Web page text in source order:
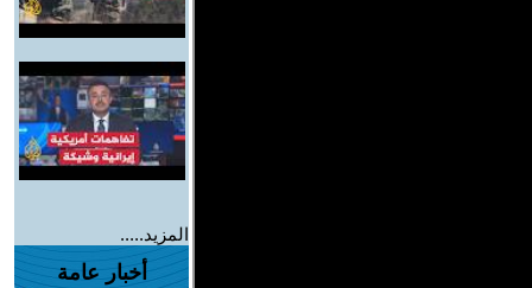
المزيد.....
أخبار عامة